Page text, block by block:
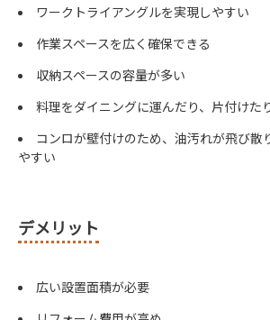
ワークトライアングルを実現しやすい
作業スペースを広く確保できる
収納スペースの容量が多い
料理をダイニングに運んだり、片付けた
コンロが壁付けのため、油汚れが飛び散
やすい
デメリット
広い設置面積が必要